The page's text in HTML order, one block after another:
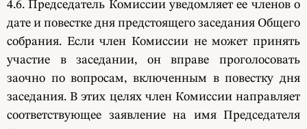
4.6. Председатель Комиссии уведомляет ее членов о
дате и повестке дня предстоящего заседания Общего
собрания. Если член Комиссии не может принять
участие в заседании, он вправе проголосовать
заочно по вопросам, включенным в повестку дня
заседания. В этих целях член Комиссии направляет
соответствующее заявление на имя Председателя